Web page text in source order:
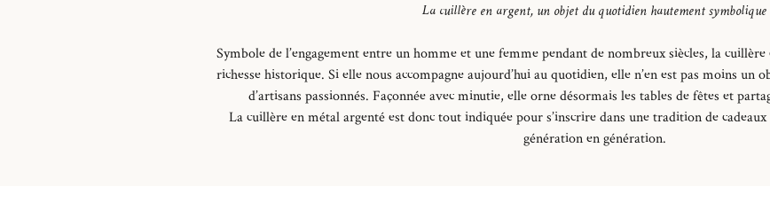
La cuillère en argent, un objet du quotidien hautement symbolique
Symbole de l’engagement entre un homme et une femme pendant de nombreux siècles, la
richesse historique. Si elle nous accompagne aujourd’hui au quotidien, elle n’en est pas moins un
d’artisans passionnés. Façonnée avec minutie, elle orne désormais les tables de fêtes et
La cuillère en métal argentéest donc tout indiquée pour s’inscrire dans une tradition de
génération en génération.